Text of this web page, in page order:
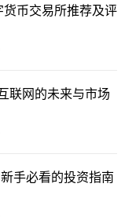
币交易所推荐及评
联网的未来与市场
手必看的投资指南